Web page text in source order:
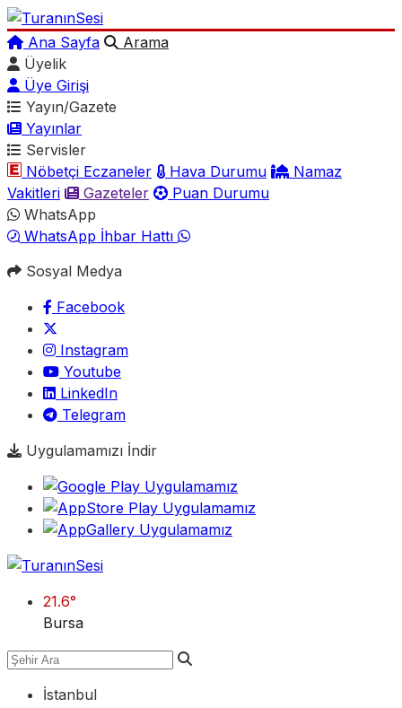
Ana Sayfa
Arama
Üyelik
Üye Girişi
Yayın/Gazete
Yayınlar
Servisler
Nöbetçi Eczaneler
Hava Durumu
Namaz
Vakitleri
Gazeteler
Puan Durumu
WhatsApp
WhatsApp İhbar Hattı
Sosyal Medya
Facebook
Instagram
Youtube
LinkedIn
Telegram
Uygulamamızı İndir
21.6°
Bursa
İstanbul